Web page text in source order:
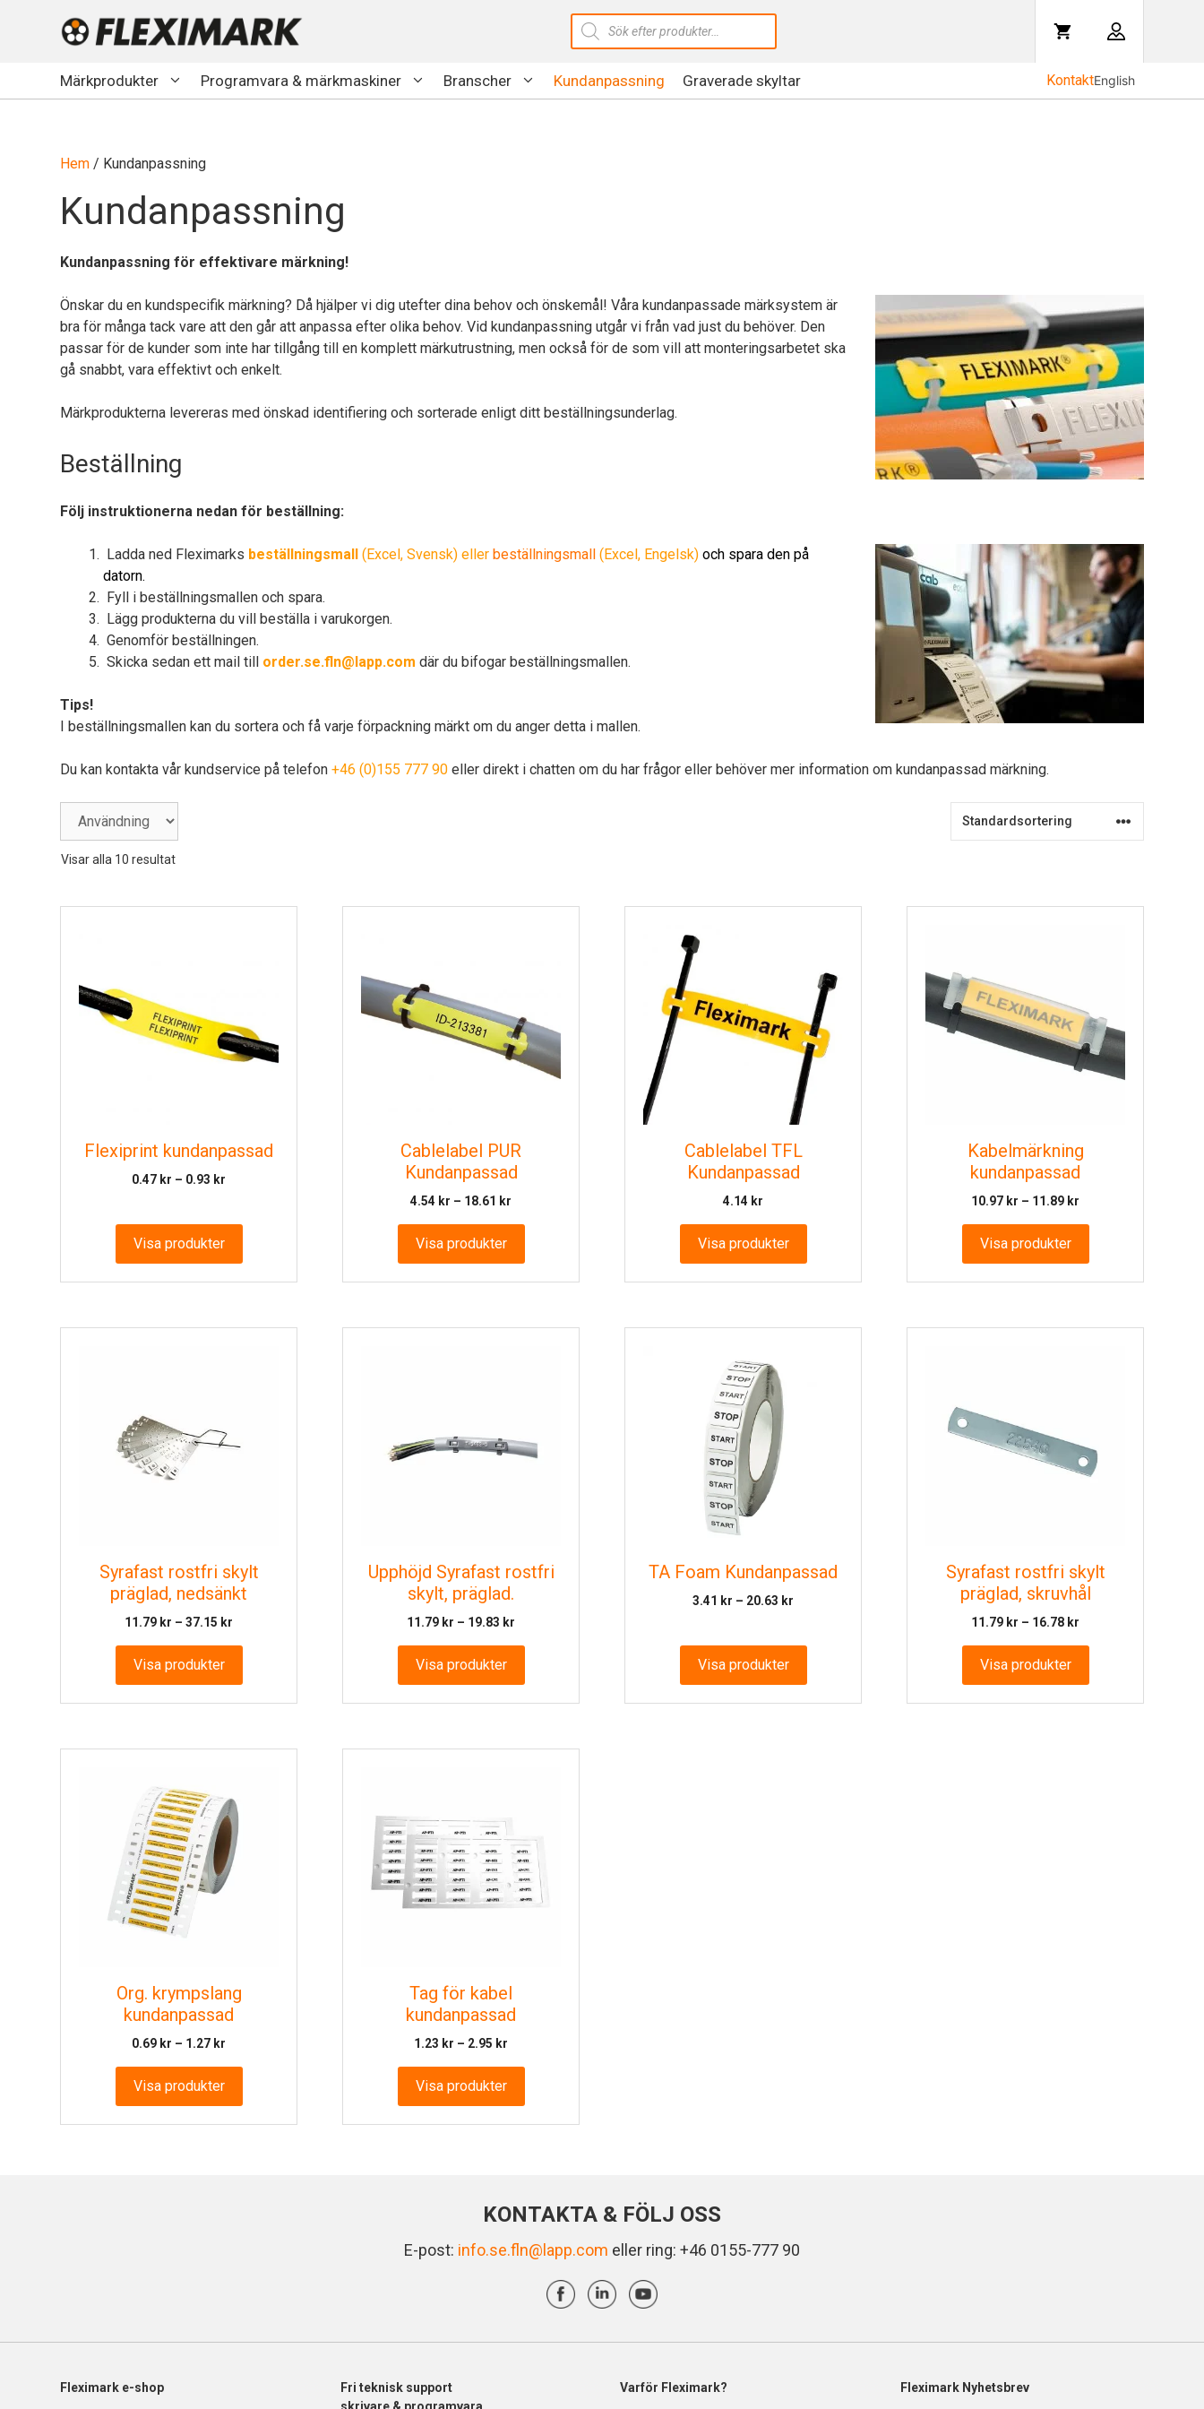
Produktsökning
KontaktEnglish
Märkprodukter Programvara & märkmaskiner Branscher Kundanpassning Graverade skyltar
Hem / Kundanpassning
Kundanpassning
Kundanpassning för effektivare märkning!
Önskar du en kundspecifik märkning? Då hjälper vi dig utefter dina behov och önskemål! Våra kundanpassade märksystem är
bra för många tack vare att den går att anpassa efter olika behov. Vid kundanpassning utgår vi från vad just du behöver. Den
passar för de kunder som inte har tillgång till en komplett märkutrustning, men också för de som vill att monteringsarbetet ska
gå snabbt, vara effektivt och enkelt.
Märkprodukterna levereras med önskad identifiering och sorterade enligt ditt beställningsunderlag.
Beställning
Följ instruktionerna nedan för beställning:
Ladda ned Fleximarks beställningsmall (Excel, Svensk) eller beställningsmall (Excel, Engelsk) och spara den på
datorn.
Fyll i beställningsmallen och spara.
Lägg produkterna du vill beställa i varukorgen.
Genomför beställningen.
Skicka sedan ett mail till order.se.fln@lapp.com där du bifogar beställningsmallen.
Tips!
I beställningsmallen kan du sortera och få varje förpackning märkt om du anger detta i mallen.
Du kan kontakta vår kundservice på telefon +46 (0)155 777 90 eller direkt i chatten om du har frågor eller behöver mer information om kundanpassad märkning.
Visar alla 10 resultat
Flexiprint kundanpassad
0.47 kr – 0.93 kr
Visa produkter
Cablelabel PUR
Kundanpassad
4.54 kr – 18.61 kr
Visa produkter
Cablelabel TFL
Kundanpassad
4.14 kr
Visa produkter
Kabelmärkning
kundanpassad
10.97 kr – 11.89 kr
Visa produkter
Syrafast rostfri skylt
präglad, nedsänkt
11.79 kr – 37.15 kr
Visa produkter
Upphöjd Syrafast rostfri
skylt, präglad.
11.79 kr – 19.83 kr
Visa produkter
TA Foam Kundanpassad
3.41 kr – 20.63 kr
Visa produkter
Syrafast rostfri skylt
präglad, skruvhål
11.79 kr – 16.78 kr
Visa produkter
Org. krympslang
kundanpassad
0.69 kr – 1.27 kr
Visa produkter
Tag för kabel
kundanpassad
1.23 kr – 2.95 kr
Visa produkter
KONTAKTA & FÖLJ OSS
E-post: info.se.fln@lapp.com eller ring: +46 0155-777 90
Fleximark e-shop Fri teknisk support
Varför Fleximark? Fleximark Nyhetsbrev